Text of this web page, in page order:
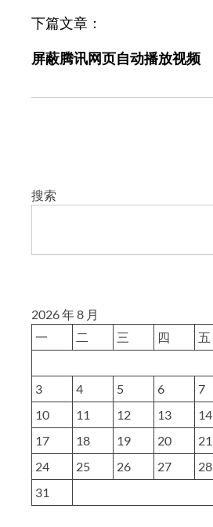
下篇文章：
屏蔽腾讯网页自动播放视频
搜索
2026 年 8 月
一
二 三 四 五
3
4 5 6 7
10
11 12 13 14
17
18 19 20 21
24
25 26 27 28
31